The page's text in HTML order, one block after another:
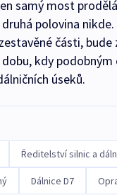
samý most
polovina nikde.
části, bude
kdy
úseků.
Ředitelství silnic a
Dálnice D7